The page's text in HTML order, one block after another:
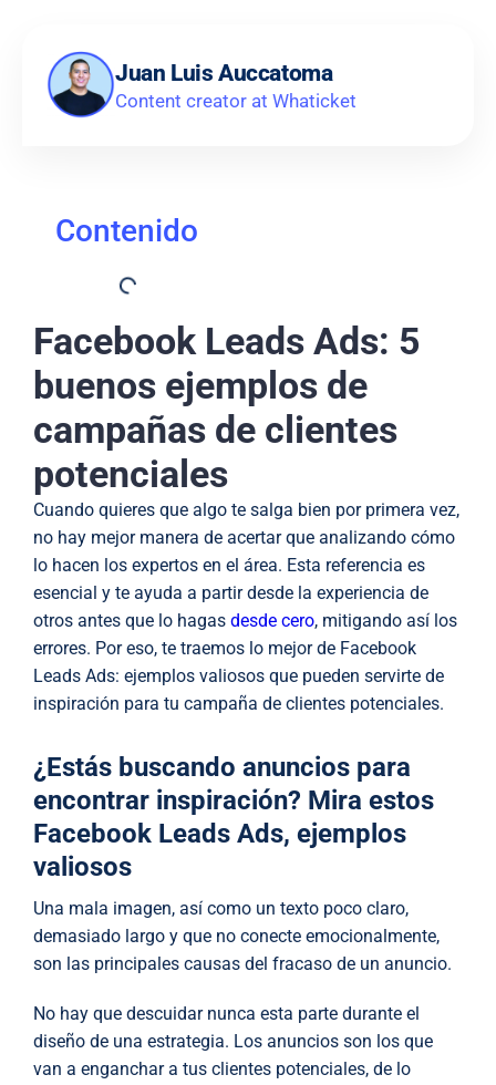
Juan Luis Auccatoma
Content creator at Whaticket
Contenido
Facebook Leads Ads: 5
buenos ejemplos de
campañas de clientes
potenciales
Cuando quieres que algo te salga bien por primera vez,
no hay mejor manera de acertar que analizando cómo
lo hacen los expertos en el área. Esta referencia es
esencial y te ayuda a partir desde la experiencia de
otros antes que lo hagas desde cero, mitigando así los
errores. Por eso, te traemos lo mejor de Facebook
Leads Ads: ejemplos valiosos que pueden servirte de
inspiración para tu campaña de clientes potenciales.
¿Estás buscando anuncios para
encontrar inspiración? Mira estos
Facebook Leads Ads, ejemplos
valiosos
Una mala imagen, así como un texto poco claro,
demasiado largo y que no conecte emocionalmente,
son las principales causas del fracaso de un anuncio.
No hay que descuidar nunca esta parte durante el
diseño de una estrategia. Los anuncios son los que
van a enganchar a tus clientes potenciales, de lo